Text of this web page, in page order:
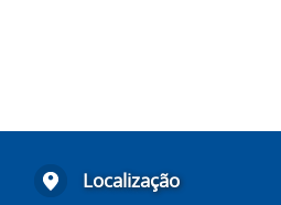
Localização